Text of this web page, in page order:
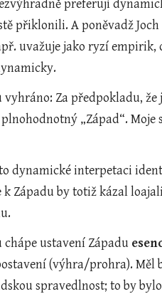
preferují
přiklonili. A poněvadž
uvažuje jako ryzí
vyhráno: Za předpokladu,
„Západ“.
dynamické interpetaci
k Západu by totiž kázal
ustavení Západu
(výhra/prohra). Měl
spravedlnost; to by